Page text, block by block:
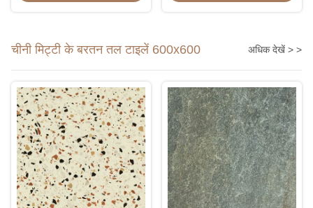
चीनी मिट्टी के बरतन तल टाइलें 600x600 अधिक देखें > >